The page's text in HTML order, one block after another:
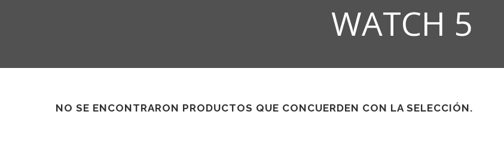
WATCH 5
NO SE ENCONTRARON PRODUCTOS QUE CONCUERDEN CON LA SELECCIÓN.